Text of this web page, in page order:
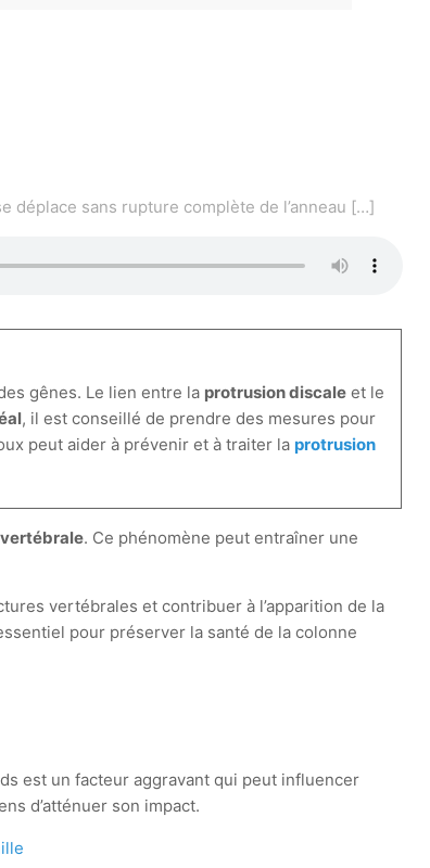
sans rupture complète de l’anneau […]
gênes. Le lien entre la protrusion discale et le
, il est conseillé de prendre des mesures pour
peut aider à prévenir et à traiter la protrusion
. Ce phénomène peut entraîner une
vertébrales et contribuer à l’apparition de la
pour préserver la santé de la colonne
est un facteur aggravant qui peut influencer
d’atténuer son impact.